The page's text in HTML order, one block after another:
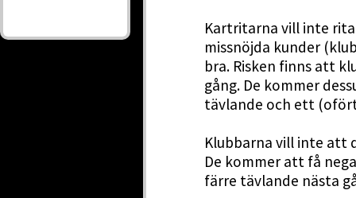
Kartritarna vill inte
missnöjda kunder
bra. Risken finns att
gång. De kommer
tävlande och ett
Klubbarna vill inte att
De kommer att få
färre tävlande nästa